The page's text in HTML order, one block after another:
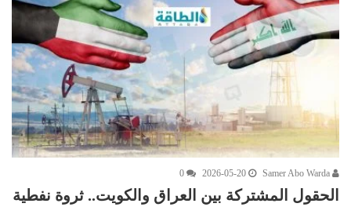
2026-05-20
0
الحقول المشتركة بين العراق والكويت.. ثروة نفطية